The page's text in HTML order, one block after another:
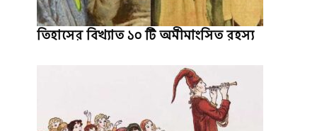
তিহাসের বিখ্যাত ১০ টি অমীমাংসিত রহস্য